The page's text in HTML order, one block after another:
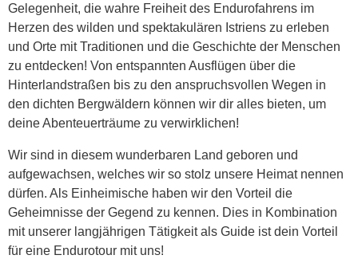
Gelegenheit, die wahre Freiheit des Endurofahrens im
Herzen des wilden und spektakulären Istriens zu erleben
und Orte mit Traditionen und die Geschichte der Menschen
zu entdecken! Von entspannten Ausflügen über die
Hinterlandstraßen bis zu den anspruchsvollen Wegen in
den dichten Bergwäldern können wir dir alles bieten, um
deine Abenteuerträume zu verwirklichen!
Wir sind in diesem wunderbaren Land geboren und
aufgewachsen, welches wir so stolz unsere Heimat nennen
dürfen. Als Einheimische haben wir den Vorteil die
Geheimnisse der Gegend zu kennen. Dies in Kombination
mit unserer langjährigen Tätigkeit als Guide ist dein Vorteil
für eine Endurotour mit uns!